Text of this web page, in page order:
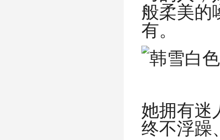
般柔美的
有。
她拥有迷
终不浮躁